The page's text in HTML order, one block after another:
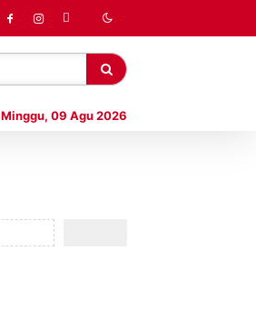
Minggu, 09 Agu 2026